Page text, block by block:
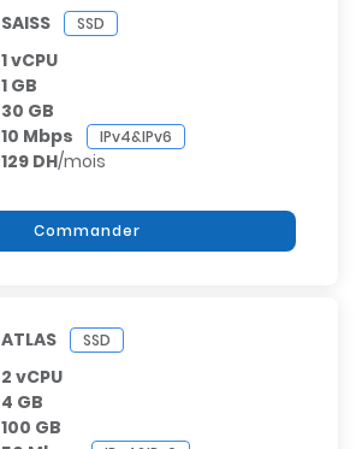
SAISS SSD
1 vCPU
1 GB
30 GB
10 Mbps IPv4&IPv6
129 DH/mois
Commander
ATLAS SSD
2 vCPU
4 GB
100 GB